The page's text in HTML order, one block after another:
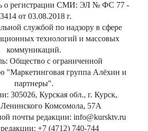
о регистрации СМИ: ЭЛ № ФС 77 -
от 03.08.2018 г.
службой по надзору в сфере
технологий и массовых
коммуникаций.
Общество с ограниченной
"Маркетинговая группа Алёхин и
партнеры".
305026, Курская обл., г. Курск,
Комсомола, 57А
почты редакции: info@kursktv.ru
+7 (4712) 740-744